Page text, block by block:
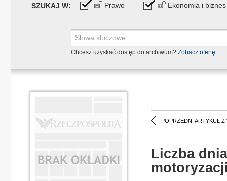
SZUKAJ W: Prawo Ekonomia i biznes
Chcesz uzyskać dostęp do archiwum? Zobacz ofertę
POPRZEDNI ARTYKUŁ Z
Liczba